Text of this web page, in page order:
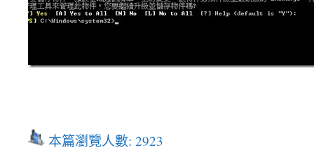
本篇瀏覽人數: 2923